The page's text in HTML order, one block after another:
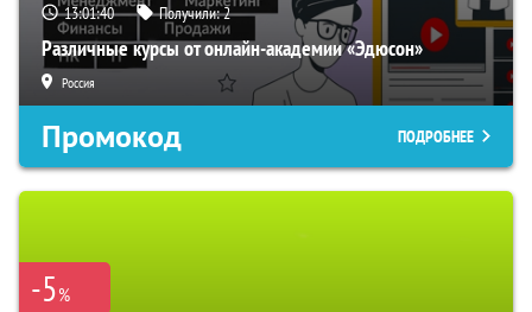
13:01:39 Получили:2
Различные курсы от онлайн-академии «Эдюсон»
Россия
Промокод ПОДРОБНЕЕ
-5%